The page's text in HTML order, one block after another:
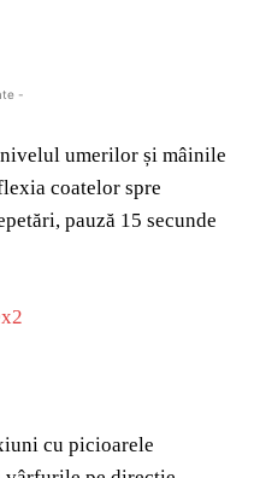
-
umerilor și mâinile
coatelor spre
pauză 15 secunde
cu picioarele